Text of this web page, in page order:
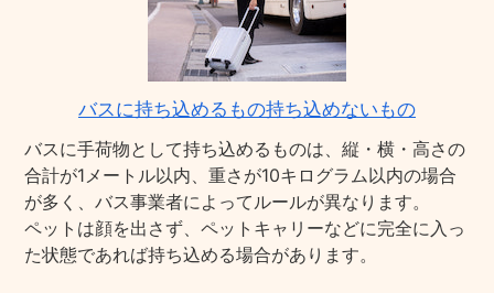
バスに持ち込めるもの持ち込めないもの
バスに手荷物として持ち込めるものは、縦・横・高さの
合計が1メートル以内、重さが10キログラム以内の場合
が多く、バス事業者によってルールが異なります。
ペットは顔を出さず、ペットキャリーなどに完全に入っ
た状態であれば持ち込める場合があります。